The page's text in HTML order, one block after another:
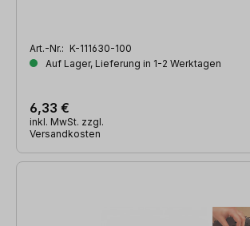
Art.-Nr.: K-111630-100
Auf Lager, Lieferung in 1-2 Werktagen
6,33 €
inkl. MwSt. zzgl.
Versandkosten